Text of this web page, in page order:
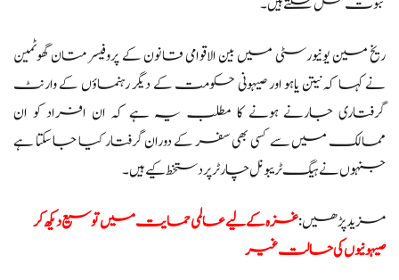
ریخ مین یونیورسٹی میں بین الاقوامی قانون کے پروفیسر متان گھوٹمین
نے کہا کہ نیتن یاہو اور صیہونی حکومت کے دیگر رہنماؤں کے وارنٹ
گرفتاری جارنے ہونے کا مطلب یہ ہے کہ ان افراد کو ان
ممالک میں سے کسی بھی سفر کے دوران گرفتار کیا جا سکتا ہے
جنہوں نے ہیگ ٹریبونل چارٹر پر دستخط کیے ہیں۔
مزید پڑھیں:غزہ کے لیے عالمی حمایت میں توسیع دیکھ کر
صیہونیوں کی حالت غیر